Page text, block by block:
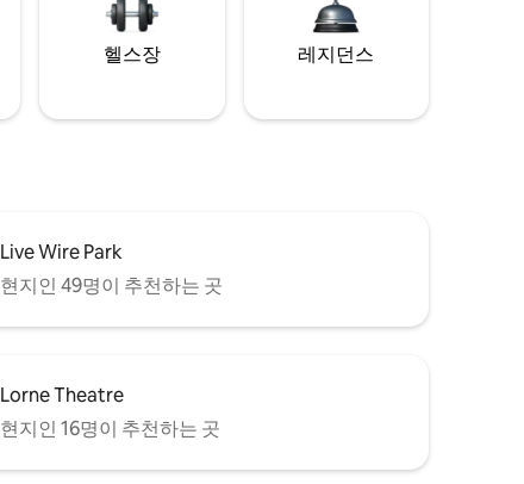
헬스장 레지던스
Live Wire Park
현지인 49명이 추천하는 곳
Lorne Theatre
현지인 16명이 추천하는 곳